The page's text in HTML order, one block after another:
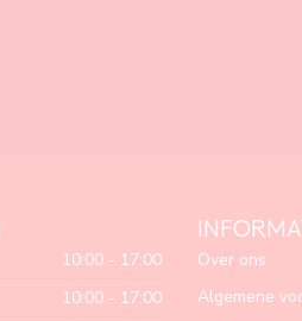
10:00 - 17:00
10:00 - 17:00
Over ons
Algemene